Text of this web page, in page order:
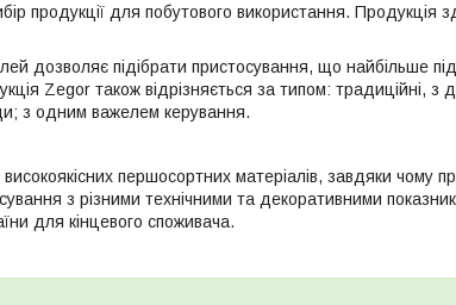
продукції для побутового використання.
дозволяє підібрати пристосування, що найбільше
Zegor також відрізняється за типом: традиційні,
з одним важелем керування.
першосортних матеріалів, завдяки чому
з різними технічними та декоративними
для кінцевого споживача.